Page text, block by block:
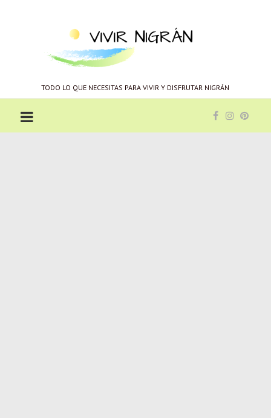
Nigrán
TODO LO QUE NECESITAS PARA VIVIR Y DISFRUTAR NIGRÁN